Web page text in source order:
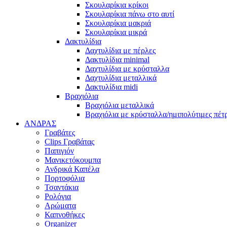
Σκουλαρίκια κρίκοι
Σκουλαρίκια πάνω στο αυτί
Σκουλαρίκια μακριά
Σκουλαρίκια μικρά
Δακτυλίδια
Δαχτυλίδια με πέρλες
Δακτυλίδια minimal
Δαχτυλίδια με κρύσταλλα
Δαχτυλίδια μεταλλικά
Δακτυλίδια midi
Βραχιόλια
Βραχιόλια μεταλλικά
Βραχιόλια με κρύσταλλα/ημιπολύτιμες
ΑΝΔΡΑΣ
Γραβάτες
Clips Γραβάτας
Παπιγιόν
Μανικετόκουμπα
Ανδρικά Καπέλα
Πορτοφόλια
Τσαντάκια
Ρολόγια
Αρώματα
Καπνοθήκες
Organizer